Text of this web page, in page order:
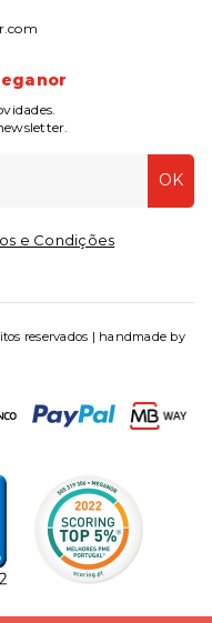
OK
e Condições
reservados | handmade by